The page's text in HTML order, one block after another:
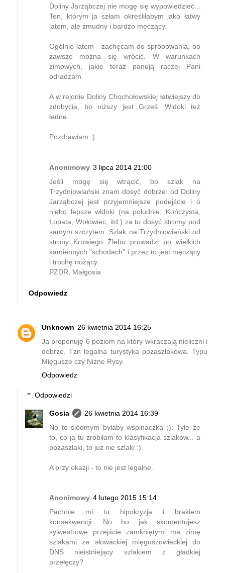
Doliny Jarząbczej nie mogę się wypowiedzieć...
Ten, którym ja szłam określiłabym jako łatwy
latem, ale żmudny i bardzo męczący.
Ogólnie latem - zachęcam do spróbowania, bo
zawsze można się wrócić. W warunkach
zimowych, jakie teraz panują raczej Pani
odradzam.
A w rejonie Doliny Chochołowskiej łatwiejszy do
zdobycia, bo niższy jest Grześ. Widoki też
ładne.
Pozdrawiam :)
Anonimowy 3 lipca 2014 21:00
Jeśli mogę się wtrącić, bo szlak na
Trzydniowiański znam dosyć dobrze: od Doliny
Jarząbczej jest przyjemniejsze podejście i o
niebo lepsze widoki (na południe: Kończysta,
Łopata, Wołowiec, itd.) za to dosyć stromy pod
samym szczytem. Szlak na Trzydniowiański od
strony Krowiego Żlebu prowadzi po wielkich
kamiennych "schodach" i przez to jest męczący
i trochę nużący.
PZDR, Małgosia
Odpowiedz
Unknown 26 kwietnia 2014 16:25
Ja proponuję 6 poziom na który wkraczają nieliczni i
dobrze. Tzn legalna turystyka pozaszlakowa. Typu
Mięgusze czy Niżne Rysy.
Odpowiedz
Odpowiedzi
Gosia
26 kwietnia 2014 16:39
No to siódmym byłaby wspinaczka ;). Tyle że
to, co ja tu zrobiłam to klasyfikacja szlaków... a
pozaszlaki, to już nie szlaki :).
A przy okazji - to nie jest legalne.
Anonimowy 4 lutego 2015 15:14
Pachnie mi tu hipokryzja i brakiem
konsekwencji. No bo jak skomentujesz
sylwestrowe przejście zamkniętymi ma zimę
szlakami ze słowackiej mięguszowieckiej do
DNS nieistniejący szlakiem z gładkiej
przełęczy?